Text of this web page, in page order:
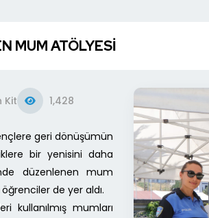
MUM ATÖLYESİ
Kit 1,428
geri dönüşümün
bir yenisini daha
düzenlenen mum
de yer aldı.
kullanılmış mumları